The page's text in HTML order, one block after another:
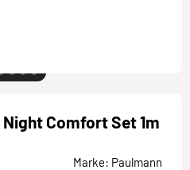
Comfort Set 1m
Marke: Paulmann